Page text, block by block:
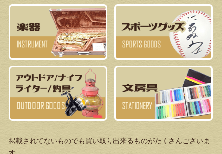
掲載されてないものでも買い取り出来るものがたくさんございま
す。